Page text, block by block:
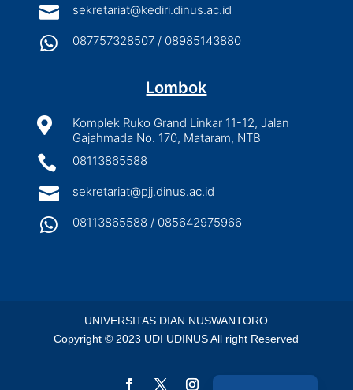
 sekretariat@kediri.dinus.ac.id
 087757328507 / 08985143880
Lombok

Komplek Ruko Grand Linkar 11-12, Jalan
Gajahmada No. 170, Mataram, NTB
 08113865588
 sekretariat@pjj.dinus.ac.id
 08113865588 / 085642975966
UNIVERSITAS DIAN NUSWANTORO
Copyright © 2023 UDI UDINUS All right Reserved